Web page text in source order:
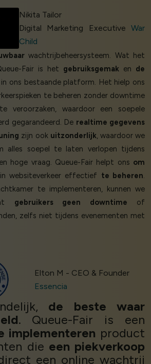
Nikita Tailor
Digital Marketing Executive War
Child
wachtrijbeheersysteem. Wat het
Fair is het gebruiksgemak en de
in ons bestaande platform. Het hielp ons
te beheren zonder downtime
veroorzaken, waardoor een soepele
gegarandeerd. De realtime gegevens
zijn ook uitzonderlijk, waardoor we
alles soepel te laten verlopen tijdens
hoge vraag. Queue-Fair helpt ons om
in websiteverkeer effectief te beheren.
te implementeren, kunnen we
gebruikers geen downtime of
zelfs niet tijdens evenementen met
Elton M - CEO & Founder
Essencia
de beste waar
. Queue-Fair is een
implementeren product
die een piekverkoop
een online wachtrij